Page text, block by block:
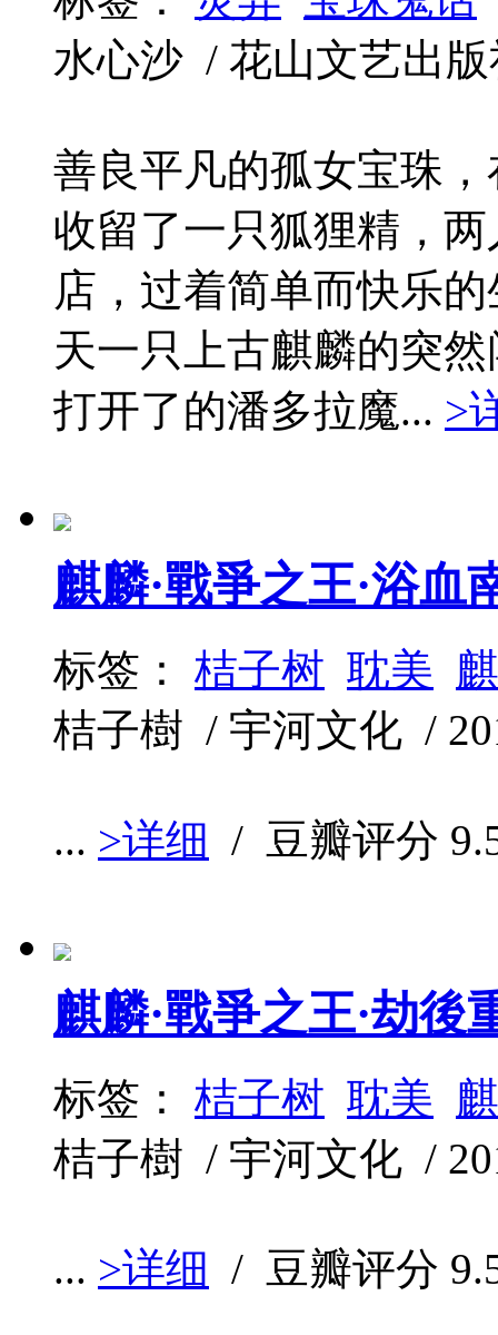
水心沙 / 花山文艺出
善良平凡的孤女宝珠
收留了一只狐狸精，
店，过着简单而快乐
天一只上古麒麟的突
打开了的潘多拉魔... >
麒麟·戰爭之王·浴血
标签： 桔子树 耽美
桔子樹 / 宇河文化 /
... >详细 / 豆瓣评分
麒麟·戰爭之王·劫後
标签： 桔子树 耽美
桔子樹 / 宇河文化 /
... >详细 / 豆瓣评分